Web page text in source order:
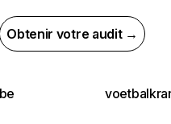
Obtenir votre audit →